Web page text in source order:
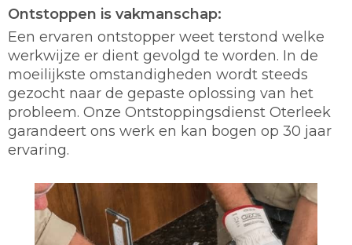
Ontstoppen is vakmanschap:
Een ervaren ontstopper weet terstond welke
werkwijze er dient gevolgd te worden. In de
moeilijkste omstandigheden wordt steeds
gezocht naar de gepaste oplossing van het
probleem. Onze Ontstoppingsdienst Oterleek
garandeert ons werk en kan bogen op 30 jaar
ervaring.